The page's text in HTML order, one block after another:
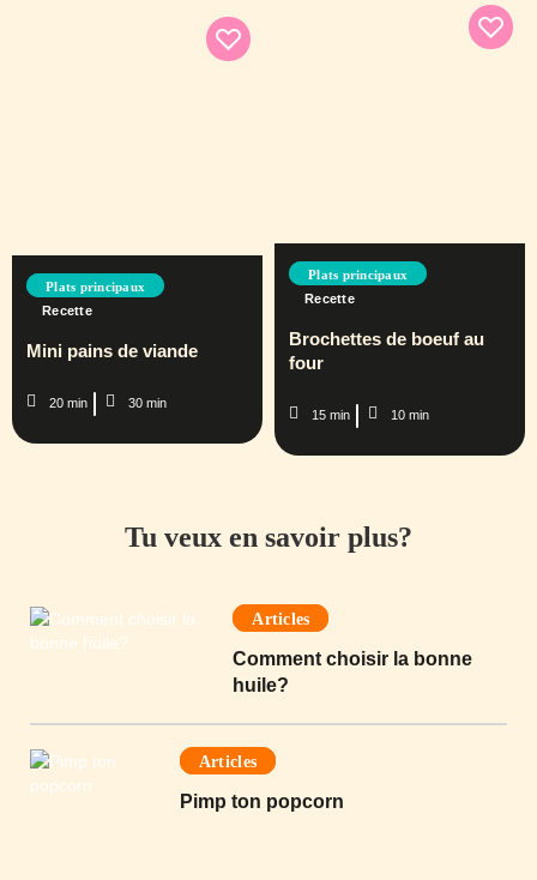
Plats principaux
Recette
Mini pains de viande
20 min 30 min
Plats principaux
Recette
Brochettes de boeuf au
four
15 min 10 min
Tu veux en savoir plus?
Articles
Comment choisir la bonne
huile?
Articles
Pimp ton popcorn